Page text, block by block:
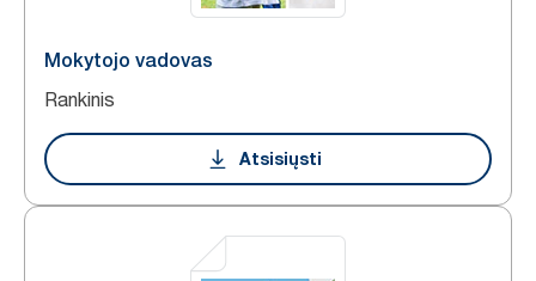
Mokytojo vadovas
Rankinis
Atsisiųsti